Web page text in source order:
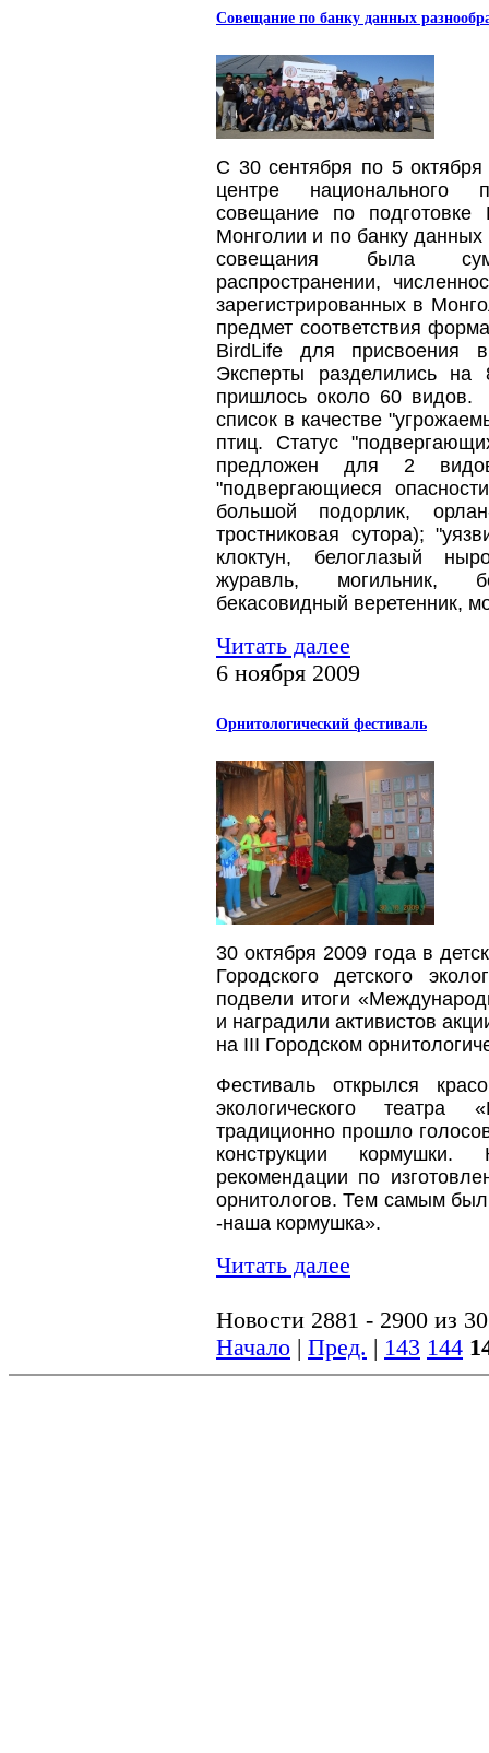
Совещание по банку данных
С 30 сентября по 5
центре национального
совещание по подготовке
Монголии и по банку
совещания была
распространении,
зарегистрированных в
предмет соответствия
BirdLife для присвоения
Эксперты разделились
пришлось около 60
список в качестве
птиц. Статус
предложен для 2
"подвергающиеся
большой подорлик,
тростниковая сутора);
клоктун, белоглазый
журавль, могильник,
бекасовидный веретенник,
Читать далее
6 ноября 2009
Орнитологический фестиваль
30 октября 2009 года в
Городского детского
подвели итоги
и наградили активистов
на III Городском
Фестиваль открылся
экологического
традиционно прошло
конструкции
рекомендации по
орнитологов. Тем самым
-наша кормушка».
Читать далее
Новости 2881 - 2900 из
Начало | Пред. | 143 144